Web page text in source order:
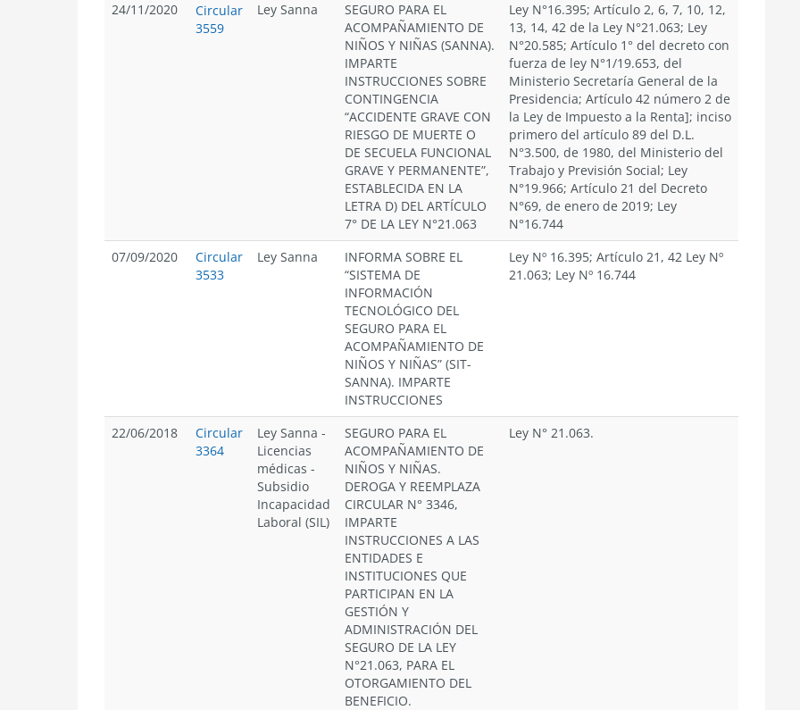
24/11/2020
Circular
3559
Ley Sanna
SEGURO PARA EL
ACOMPAÑAMIENTO DE
NIÑOS Y NIÑAS (SANNA).
IMPARTE
INSTRUCCIONES SOBRE
CONTINGENCIA
“ACCIDENTE GRAVE CON
RIESGO DE MUERTE O
DE SECUELA FUNCIONAL
GRAVE Y PERMANENTE”,
ESTABLECIDA EN LA
LETRA D) DEL ARTÍCULO
7° DE LA LEY N°21.063
Ley N°16.395; Artículo 2, 6, 7, 10, 12,
13, 14, 42 de la Ley N°21.063; Ley
N°20.585; Artículo 1° del decreto con
fuerza de ley N°1/19.653, del
Ministerio Secretaría General de la
Presidencia; Artículo 42 número 2 de
la Ley de Impuesto a la Renta]; inciso
primero del artículo 89 del D.L.
N°3.500, de 1980, del Ministerio del
Trabajo y Previsión Social; Ley
N°19.966; Artículo 21 del Decreto
N°69, de enero de 2019; Ley
N°16.744
07/09/2020
Circular
3533
Ley Sanna
INFORMA SOBRE EL
“SISTEMA DE
INFORMACIÓN
TECNOLÓGICO DEL
SEGURO PARA EL
ACOMPAÑAMIENTO DE
NIÑOS Y NIÑAS” (SIT-
SANNA). IMPARTE
INSTRUCCIONES
Ley Nº 16.395; Artículo 21, 42 Ley Nº
21.063; Ley Nº 16.744
22/06/2018
Circular
3364
Ley Sanna -
Licencias
médicas -
Subsidio
Incapacidad
Laboral (SIL)
SEGURO PARA EL
ACOMPAÑAMIENTO DE
NIÑOS Y NIÑAS.
DEROGA Y REEMPLAZA
CIRCULAR N° 3346,
IMPARTE
INSTRUCCIONES A LAS
ENTIDADES E
INSTITUCIONES QUE
PARTICIPAN EN LA
GESTIÓN Y
ADMINISTRACIÓN DEL
SEGURO DE LA LEY
N°21.063, PARA EL
OTORGAMIENTO DEL
BENEFICIO.
Ley N° 21.063.